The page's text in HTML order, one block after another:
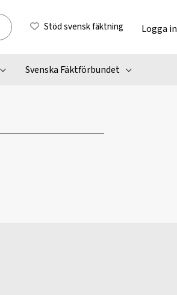
Stöd svensk fäktning Logga in
Svenska Fäktförbundet